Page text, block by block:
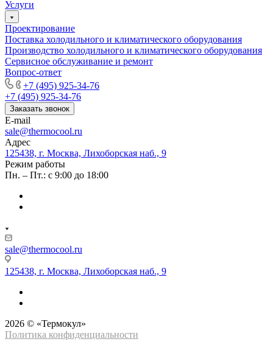
Услуги
Проектирование
Поставка холодильного и климатического оборудования
Производство холодильного и климатического оборудования
Сервисное обслуживание и ремонт
Вопрос-ответ
+7 (495) 925-34-76
+7 (495) 925-34-76
Заказать звонок
E-mail
sale@thermocool.ru
Адрес
125438, г. Москва, Лихоборская наб., 9
Режим работы
Пн. – Пт.: с 9:00 до 18:00
sale@thermocool.ru
125438, г. Москва, Лихоборская наб., 9
2026 © «Термокул»
Политика конфиденциальности